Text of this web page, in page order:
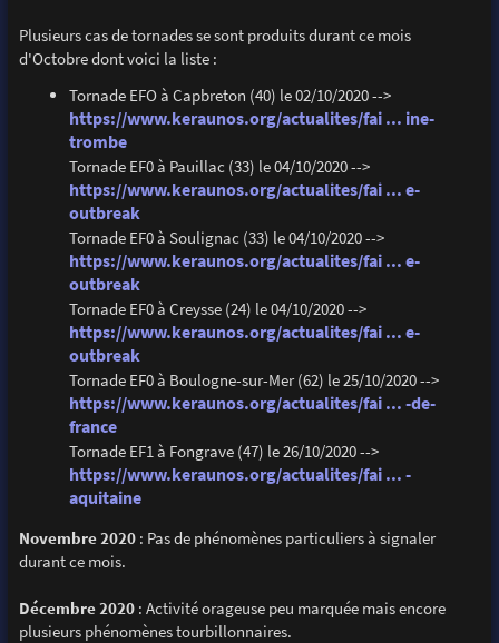
Plusieurs cas de tornades se sont produits durant ce mois
d'Octobre dont voici la liste :
Tornade EFO à Capbreton (40) le 02/10/2020 -->
https://www.keraunos.org/actualites/fai ... ine-
trombe
Tornade EF0 à Pauillac (33) le 04/10/2020 -->
https://www.keraunos.org/actualites/fai ... e-
outbreak
Tornade EF0 à Soulignac (33) le 04/10/2020 -->
https://www.keraunos.org/actualites/fai ... e-
outbreak
Tornade EF0 à Creysse (24) le 04/10/2020 -->
https://www.keraunos.org/actualites/fai ... e-
outbreak
Tornade EF0 à Boulogne-sur-Mer (62) le 25/10/2020 -->
https://www.keraunos.org/actualites/fai ... -de-
france
Tornade EF1 à Fongrave (47) le 26/10/2020 -->
https://www.keraunos.org/actualites/fai ... -
aquitaine
Novembre 2020: Pas de phénomènes particuliers à signaler
durant ce mois.
Décembre 2020: Activité orageuse peu marquée mais encore
plusieurs phénomènes tourbillonnaires.